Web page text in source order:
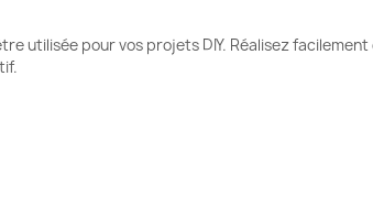
utilisée pour vos projets DIY. Réalisez